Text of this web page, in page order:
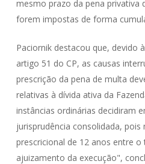
mesmo prazo da pena privativa
forem impostas de forma
Paciornik destacou que, devido
artigo 51 do CP, as causas
prescrição da pena de multa
relativas à dívida ativa da
instâncias ordinárias decidiram
jurisprudência consolidada,
prescricional de 12 anos entre
ajuizamento da execução",